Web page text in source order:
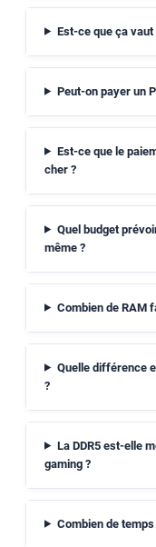
Est-ce que ça vaut
Peut-on payer un
Est-ce que le
cher ?
Quel budget
même ?
Combien de RAM
Quelle différence
?
La DDR5 est-elle
gaming ?
Combien de